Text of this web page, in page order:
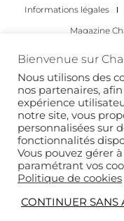
Informations légales
Magazine
Les occasions pour
Copyright 2022 ©
Bienvenue sur
Nous utilisons des
nos partenaires,
expérience
notre site, vous
personnalisées sur
fonctionnalités
Vous pouvez gérer
paramétrant vos
Politique de cookies
CONTINUER SANS